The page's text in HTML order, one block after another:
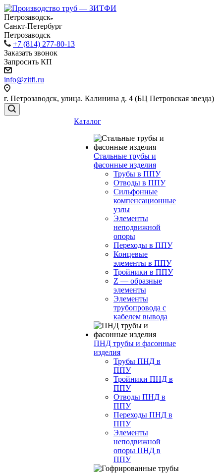
Петрозаводск
Санкт-Петербург
Петрозаводск
+7 (814) 277-80-13
Заказать звонок
Запросить КП
info@zitfi.ru
г. Петрозаводск, улица. Калинина д. 4 (БЦ Петровская звезда)
Каталог
Стальные трубы и
фасонные изделия
Трубы в ППУ
Отводы в ППУ
Сильфонные
компенсационные
узлы
Элементы
неподвижной
опоры
Переходы в ППУ
Концевые
элементы в ППУ
Тройники в ППУ
Z — образные
элементы
Элементы
трубопровода с
кабелем вывода
ПНД трубы и фасонные
изделия
Трубы ПНД в
ППУ
Тройники ПНД в
ППУ
Отводы ПНД в
ППУ
Переходы ПНД в
ППУ
Элементы
неподвижной
опоры ПНД в
ППУ